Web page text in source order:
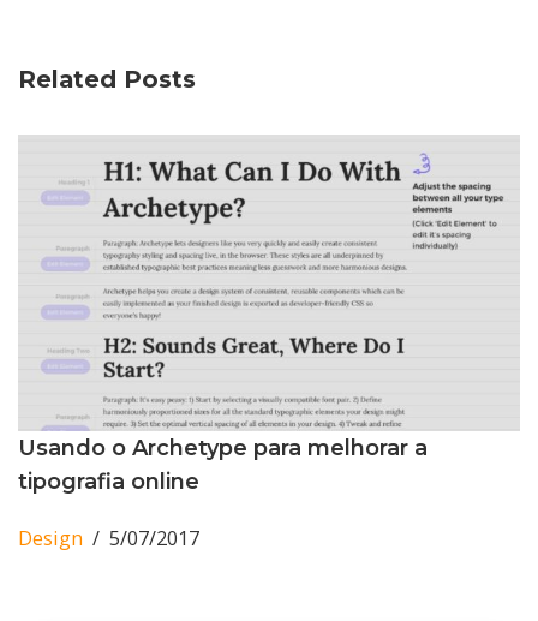
Related Posts
Usando o Archetype para melhorar a
tipografia online
Design 5/07/2017